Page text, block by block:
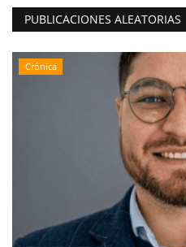
PUBLICACIONES ALEATORIAS
Crónica